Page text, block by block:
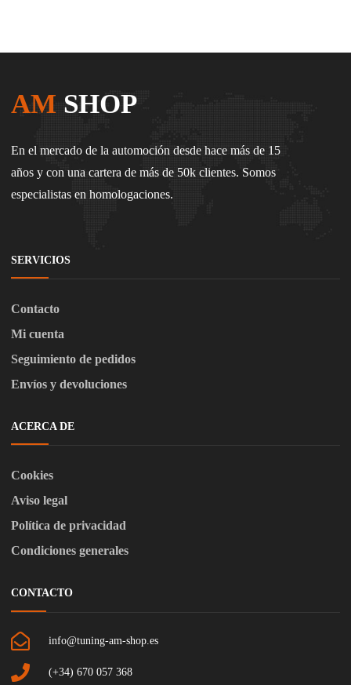
AM SHOP
En el mercado de la automoción desde hace más de 15
años y con una cartera de más de 50k clientes. Somos
especialistas en homologaciones.
SERVICIOS
Contacto
Mi cuenta
Seguimiento de pedidos
Envíos y devoluciones
ACERCA DE
Cookies
Aviso legal
Política de privacidad
Condiciones generales
CONTACTO
info@tuning-am-shop.es
(+34) 670 057 368